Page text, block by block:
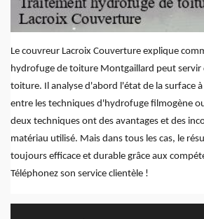
Le couvreur Lacroix Couverture explique
hydrofuge de toiture Montgaillard peut servir
toiture. Il analyse d'abord l'état de la surface
entre les techniques d'hydrofuge filmogène
deux techniques ont des avantages et des
matériau utilisé. Mais dans tous les cas, le
toujours efficace et durable grâce aux
Téléphonez son service clientèle !